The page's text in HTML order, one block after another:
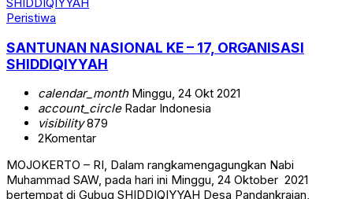
Peristiwa
SANTUNAN NASIONAL KE – 17, ORGANISASI
SHIDDIQIYYAH
calendar_monthMinggu, 24 Okt 2021
account_circleRadar Indonesia
visibility879
2Komentar
MOJOKERTO – RI, Dalam rangkamengagungkan Nabi
Muhammad SAW, pada hari ini Minggu, 24 Oktober 2021
bertempat di Gubug SHIDDIQIYYAH Desa Pandankrajan,